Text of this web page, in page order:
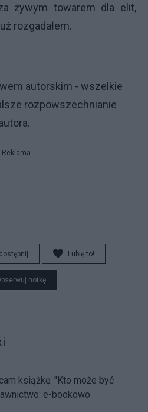
żywym towarem dla elit,
rozgadałem.
autorskim - wszelkie
rozpowszechnianie
Reklama
Lubię to!
notkę
książkę: "Kto może być
e-bookowo